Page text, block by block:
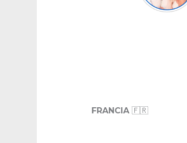
FRANCIA 🇫🇷